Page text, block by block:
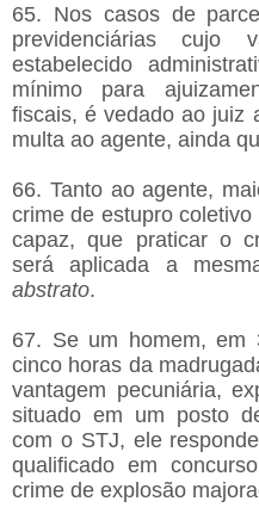
65. Nos casos de
previdenciárias cujo
estabelecido
mínimo para
fiscais, é vedado ao juiz
multa ao agente, ainda
66. Tanto ao agente,
crime de estupro
capaz, que praticar o
será aplicada a
abstrato.
67. Se um homem, em
cinco horas da
vantagem pecuniária,
situado em um posto
com o STJ, ele
qualificado em
crime de explosão